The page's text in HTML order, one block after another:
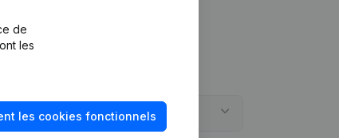
de
les
les cookies fonctionnels